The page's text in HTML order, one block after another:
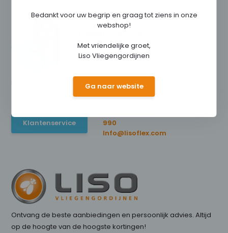
Vragen of advies
nodig?
Klantenservice
990
Info@lisoflex.com
Ontvang de beste aanbiedingen en persoonlijk advies. Altijd
op de hoogte van de hoogste kortingen!
Bedankt voor uw begrip en graag tot ziens in onze
webshop!
Met vriendelijke groet,
Liso Vliegengordijnen
Ga naar website